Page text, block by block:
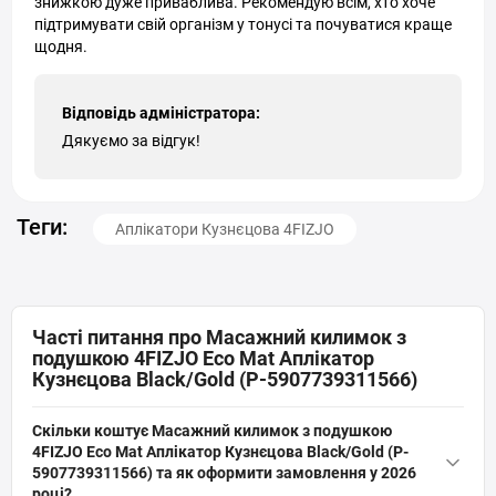
підтримувати свій організм у тонусі та почуватися краще
щодня.
Відповідь адміністратора:
Дякуємо за відгук!
Теги: Аплікатори Кузнєцова 4FIZJO
Часті питання про Масажний килимок з
подушкою 4FIZJO Eco Mat Аплікатор
Кузнєцова Black/Gold (P-5907739311566)
Скільки коштує Масажний килимок з подушкою
4FIZJO Eco Mat Аплікатор Кузнєцова Black/Gold (P-
5907739311566) та як оформити замовлення у 2026